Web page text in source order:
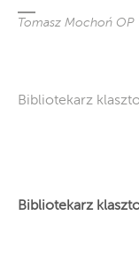
Tomasz Mochoń OP
Bibliotekarz
Bibliotekarz